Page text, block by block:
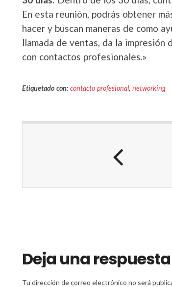
En esta reunión, podrás obtener
hacer y buscan maneras de como
llamada de ventas, da la impresión
con contactos profesionales.»
Etiquetado con: contacto profesional, networking
Deja una respuesta
Tu dirección de correo electrónico no será